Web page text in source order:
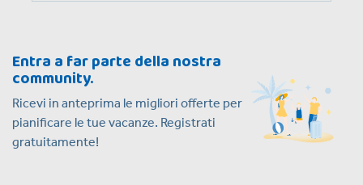
Entra a far parte della nostra
community.
Ricevi in anteprima le migliori offerte per
pianificare le tue vacanze. Registrati
gratuitamente!